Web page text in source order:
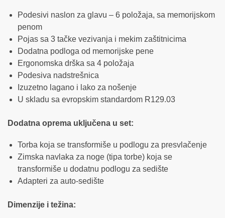
Podesivi naslon za glavu – 6 položaja, sa memorijskom
penom
Pojas sa 3 tačke vezivanja i mekim zaštitnicima
Dodatna podloga od memorijske pene
Ergonomska drška sa 4 položaja
Podesiva nadstrešnica
Izuzetno lagano i lako za nošenje
U skladu sa evropskim standardom R129.03
Dodatna oprema uključena u set:
Torba koja se transformiše u podlogu za presvlačenje
Zimska navlaka za noge (tipa torbe) koja se
transformiše u dodatnu podlogu za sedište
Adapteri za auto-sedište
Dimenzije i težina: